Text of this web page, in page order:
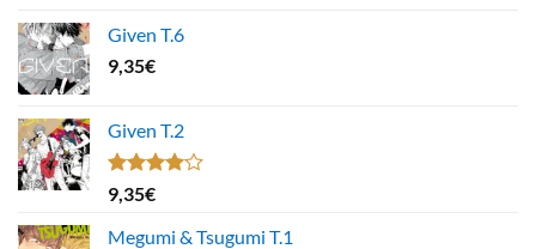
Given T.6
9,35€
Given T.2
Note
4.00
5
9,35€
Megumi & Tsugumi T.1